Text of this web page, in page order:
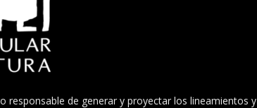
responsable de generar y proyectar los lineamientos y